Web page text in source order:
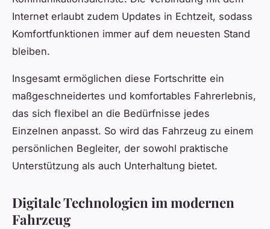
Internet erlaubt zudem Updates in Echtzeit, sodass
Komfortfunktionen immer auf dem neuesten Stand
bleiben.
Insgesamt ermöglichen diese Fortschritte ein
maßgeschneidertes und komfortables Fahrerlebnis,
das sich flexibel an die Bedürfnisse jedes
Einzelnen anpasst. So wird das Fahrzeug zu einem
persönlichen Begleiter, der sowohl praktische
Unterstützung als auch Unterhaltung bietet.
Digitale Technologien im modernen
Fahrzeug